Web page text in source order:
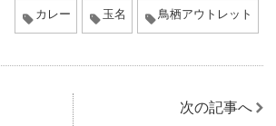
カレー 玉名 鳥栖アウトレット
次の記事へ